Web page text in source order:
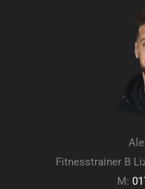
Fitnesstrainer B
M: